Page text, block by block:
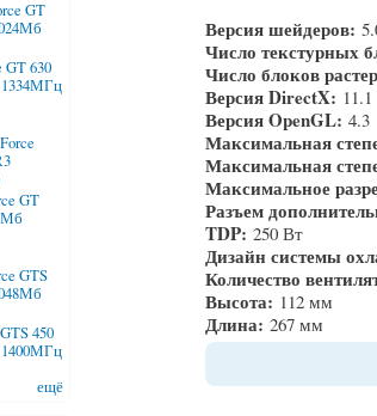
Версия шейдеров:
Число текстурных
Число блоков
Версия DirectX: 11.1
Версия OpenGL: 4.3
Максимальная
Максимальная
Максимальное
Разъем
TDP: 250 Вт
Дизайн системы
Количество
Высота: 112 мм
Длина: 267 мм
GT 630
GT
450
ещё